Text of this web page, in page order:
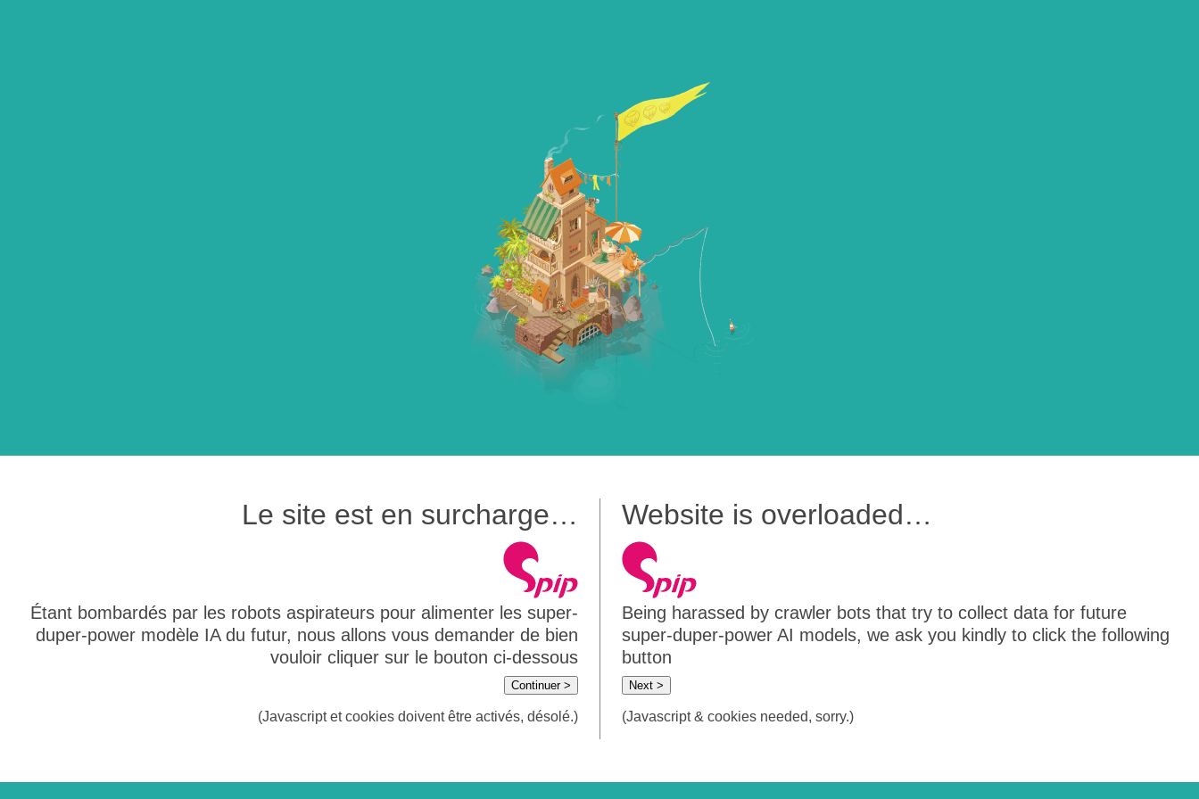
Le site est en surcharge…
Étant bombardés par les robots aspirateurs pour alimenter les super-
duper-power modèle IA du futur, nous allons vous demander de bien
vouloir cliquer sur le bouton ci-dessous
Continuer >
(Javascript et cookies doivent être activés, désolé.)
Website is overloaded…
Being harassed by crawler bots that try to collect data for future
super-duper-power AI models, we ask you kindly to click the following
button
Next >
(Javascript & cookies needed, sorry.)